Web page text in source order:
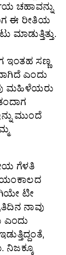
ಚಹಾವನ್ನು
ಈ ರೀತಿಯ
ಇಂತಹ ಸಣ್ಣ
ಎಂದು
ಮಹಿಳೆಯರು
ಮುಂದೆ
ಗೆಳತಿ
ಟೀ
ನಾವು
ನಿಜಕ್ಕೂ